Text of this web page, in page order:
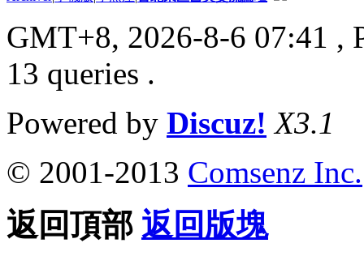
GMT+8, 2026-8-6 07:41 ,
13 queries .
Powered by Discuz! X3.1
© 2001-2013 Comsenz Inc.
返回頂部 返回版塊